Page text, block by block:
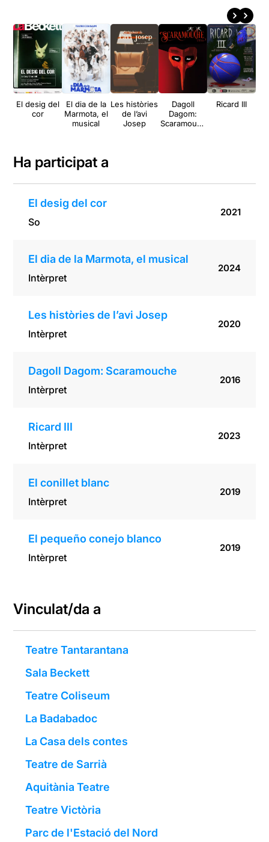
El desig del
cor
El dia de la
Marmota, el
musical
Les històries
de l’avi
Josep
Dagoll
Dagom:
Scaramouch
Ricard III
Ha participat a
El desig del cor
So
2021
El dia de la Marmota, el musical
Intèrpret
2024
Les històries de l’avi Josep
Intèrpret
2020
Dagoll Dagom: Scaramouche
Intèrpret
2016
Ricard III
Intèrpret
2023
El conillet blanc
Intèrpret
2019
El pequeño conejo blanco
Intèrpret
2019
Vinculat/da a
Teatre Tantarantana
Sala Beckett
Teatre Coliseum
La Badabadoc
La Casa dels contes
Teatre de Sarrià
Aquitània Teatre
Teatre Victòria
Parc de l'Estació del Nord